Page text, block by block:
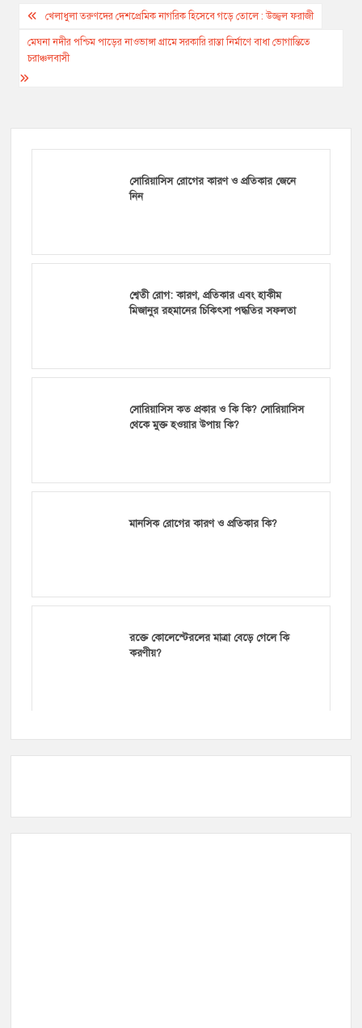
Post
navigation
খেলাধুলা তরুণদের দেশপ্রেমিক নাগরিক হিসেবে গড়ে তোলে : উজ্জ্বল ফরাজী
মেঘনা নদীর পশ্চিম পাড়ের নাওভাঙ্গা গ্রামে সরকারি রাস্তা নির্মাণে বাধা ভোগান্তিতে
চরাঞ্চলবাসী
সোরিয়াসিস রোগের কারণ ও প্রতিকার জেনে
নিন
শ্বেতী রোগ: কারণ, প্রতিকার এবং হাকীম
মিজানুর রহমানের চিকিৎসা পদ্ধতির সফলতা
সোরিয়াসিস কত প্রকার ও কি কি? সোরিয়াসিস
থেকে মুক্ত হওয়ার উপায় কি?
মানসিক রোগের কারণ ও প্রতিকার কি?
রক্তে কোলেস্টেরলের মাত্রা বেড়ে গেলে কি
করণীয়?